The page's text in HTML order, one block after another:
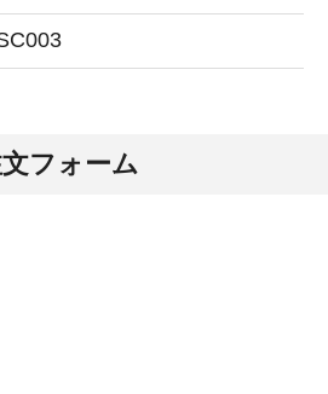
フォーム